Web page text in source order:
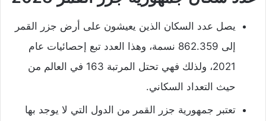
يصل عدد السكان الذين يعيشون على أرض جزر القمر
إلى 862.359 نسمة، وهذا العدد تبع إحصائيات عام
2021، ولذلك فهي تحتل المرتبة 163 في العالم من
حيث التعداد السكاني.
تعتبر جمهورية جزر القمر من الدول التي لا يوجد بها